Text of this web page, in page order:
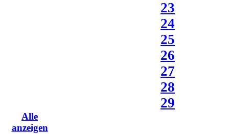
23
24
25
26
27
28
29
Alle
anzeigen